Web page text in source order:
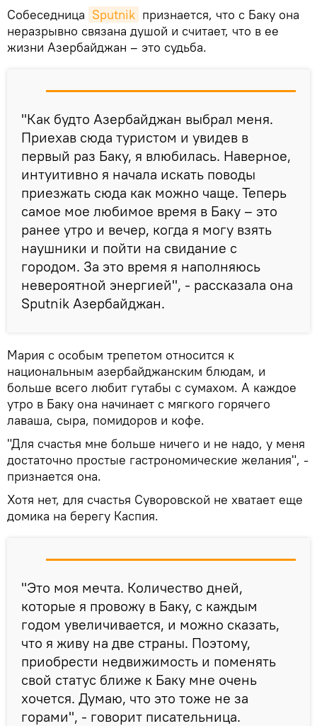
Собеседница Sputnik признается, что с Баку она
неразрывно связана душой и считает, что в ее
жизни Азербайджан – это судьба.
"Как будто Азербайджан выбрал меня.
Приехав сюда туристом и увидев в
первый раз Баку, я влюбилась. Наверное,
интуитивно я начала искать поводы
приезжать сюда как можно чаще. Теперь
самое мое любимое время в Баку – это
ранее утро и вечер, когда я могу взять
наушники и пойти на свидание с
городом. За это время я наполняюсь
невероятной энергией", - рассказала она
Sputnik Азербайджан.
Мария с особым трепетом относится к
национальным азербайджанским блюдам, и
больше всего любит гутабы с сумахом. А каждое
утро в Баку она начинает с мягкого горячего
лаваша, сыра, помидоров и кофе.
"Для счастья мне больше ничего и не надо, у меня
достаточно простые гастрономические желания", -
признается она.
Хотя нет, для счастья Суворовской не хватает еще
домика на берегу Каспия.
"Это моя мечта. Количество дней,
которые я провожу в Баку, с каждым
годом увеличивается, и можно сказать,
что я живу на две страны. Поэтому,
приобрести недвижимость и поменять
свой статус ближе к Баку мне очень
хочется. Думаю, что это тоже не за
горами", - говорит писательница.